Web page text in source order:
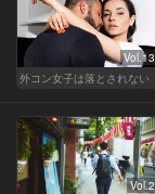
Vol.13
外コン女子は落とされない
Vol.2